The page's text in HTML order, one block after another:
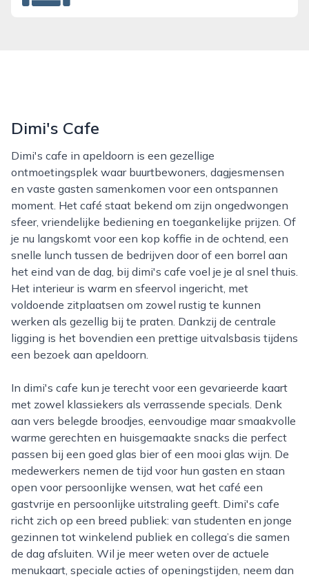
Dimi's Cafe
Dimi's cafe in apeldoorn is een gezellige
ontmoetingsplek waar buurtbewoners, dagjesmensen
en vaste gasten samenkomen voor een ontspannen
moment. Het café staat bekend om zijn ongedwongen
sfeer, vriendelijke bediening en toegankelijke prijzen. Of
je nu langskomt voor een kop koffie in de ochtend, een
snelle lunch tussen de bedrijven door of een borrel aan
het eind van de dag, bij dimi's cafe voel je je al snel thuis.
Het interieur is warm en sfeervol ingericht, met
voldoende zitplaatsen om zowel rustig te kunnen
werken als gezellig bij te praten. Dankzij de centrale
ligging is het bovendien een prettige uitvalsbasis tijdens
een bezoek aan apeldoorn.
In dimi's cafe kun je terecht voor een gevarieerde kaart
met zowel klassiekers als verrassende specials. Denk
aan vers belegde broodjes, eenvoudige maar smaakvolle
warme gerechten en huisgemaakte snacks die perfect
passen bij een goed glas bier of een mooi glas wijn. De
medewerkers nemen de tijd voor hun gasten en staan
open voor persoonlijke wensen, wat het café een
gastvrije en persoonlijke uitstraling geeft. Dimi's cafe
richt zich op een breed publiek: van studenten en jonge
gezinnen tot winkelend publiek en collega’s die samen
de dag afsluiten. Wil je meer weten over de actuele
menukaart, speciale acties of openingstijden, neem dan